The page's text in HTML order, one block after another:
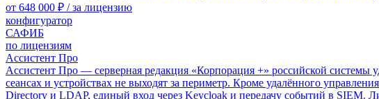
от 648 000 ₽ / за лицензию
конфигуратор
САФИБ
по лицензиям
Ассистент Про
Ассистент Про — серверная редакция «Корпорация +» российской системы
сеансах и устройствах не выходят за периметр. Кроме удалённого
Directory и LDAP, единый вход через Keycloak и передачу событий в SIEM.